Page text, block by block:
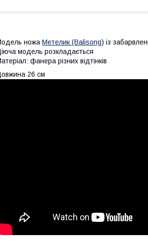
ножа Метелик (Balisong) із
модель розкладається
фанера різних відтінків
26 см